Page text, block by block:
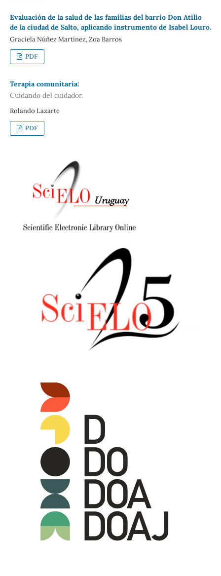
Evaluación de la salud de las familias del barrio Don Atilio
de la ciudad de Salto, aplicando instrumento de Isabel Louro.
Graciela Núñez Martínez, Zoa Barros
PDF
Terapia comunitaria:
Cuidando del cuidador.
Rolando Lazarte
PDF